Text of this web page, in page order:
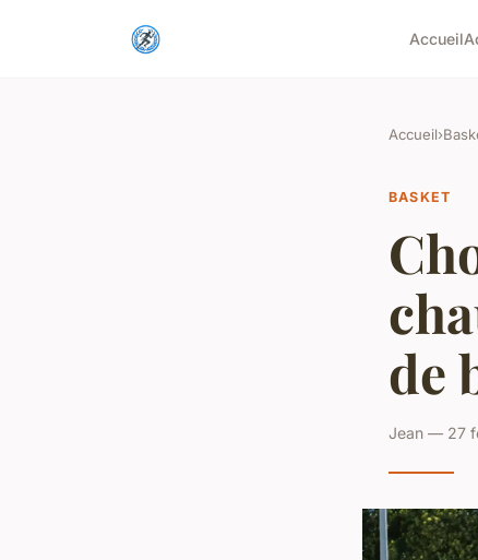
Accueil
Accueil›
BASKET
de
Jean — 27